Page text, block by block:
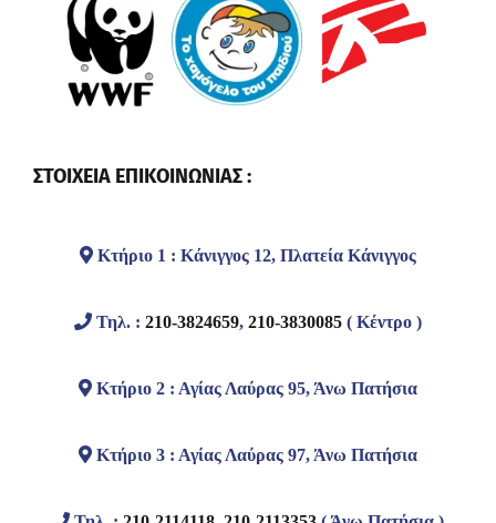
ΣΤΟΙΧΕΙΑ ΕΠΙΚΟΙΝΩΝΙΑΣ :
Κτήριο 1 : Κάνιγγος 12, Πλατεία Κάνιγγος
Τηλ. : 210-3824659, 210-3830085 ( Κέντρο )
Κτήριο 2 : Αγίας Λαύρας 95, Άνω Πατήσια
Κτήριο 3 : Αγίας Λαύρας 97, Άνω Πατήσια